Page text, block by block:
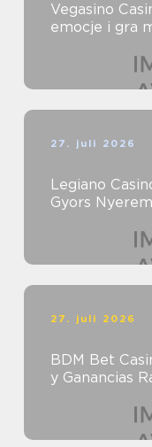
Vegasino
emocje i gra
27. juli 2026
Legiano
Gyors
27. juli 2026
BDM Bet
y Ganancias